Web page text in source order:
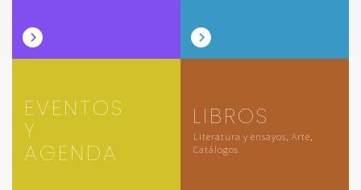
EVENTOS
Y
AGENDA
LIBROS
Literatura y ensayos, Arte,
Catálogos